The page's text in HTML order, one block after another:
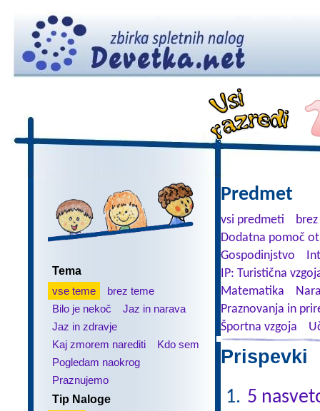
Tema
vse teme
brez teme
Bilo je nekoč
Jaz in narava
Jaz in zdravje
Kaj zmorem narediti
Kdo sem
Pogledam naokrog
Praznujemo
Tip Naloge
Predmet
vsi predmeti
Dodatna pomoč
Gospodinjstvo
IP: Turistična
Matematika
Praznovanja in
Športna vzgoja
Prispevki
5